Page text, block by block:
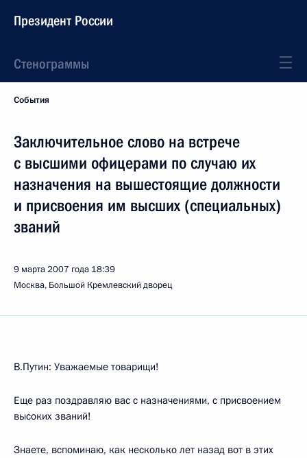
Президент России
Стенограммы
События
Заключительное слово на встрече
с высшими офицерами по случаю их
назначения на вышестоящие должности
и присвоения им высших (специальных)
званий
9 марта 2007 года 18:39
Москва, Большой Кремлевский дворец
В.Путин: Уважаемые товарищи!
Еще раз поздравляю вас с назначениями, с присвоением
высоких званий!
Знаете, вспоминаю, как несколько лет назад вот в этих